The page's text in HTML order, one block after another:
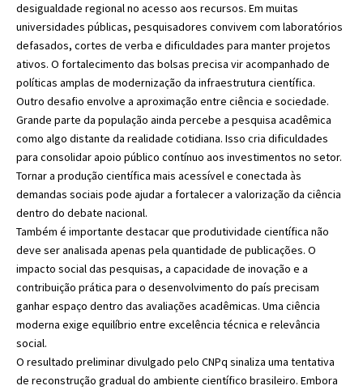
desigualdade regional no acesso aos recursos. Em muitas
universidades públicas, pesquisadores convivem com laboratórios
defasados, cortes de verba e dificuldades para manter projetos
ativos. O fortalecimento das bolsas precisa vir acompanhado de
políticas amplas de modernização da infraestrutura científica.
Outro desafio envolve a aproximação entre ciência e sociedade.
Grande parte da população ainda percebe a pesquisa acadêmica
como algo distante da realidade cotidiana. Isso cria dificuldades
para consolidar apoio público contínuo aos investimentos no setor.
Tornar a produção científica mais acessível e conectada às
demandas sociais pode ajudar a fortalecer a valorização da ciência
dentro do debate nacional.
Também é importante destacar que produtividade científica não
deve ser analisada apenas pela quantidade de publicações. O
impacto social das pesquisas, a capacidade de inovação e a
contribuição prática para o desenvolvimento do país precisam
ganhar espaço dentro das avaliações acadêmicas. Uma ciência
moderna exige equilíbrio entre excelência técnica e relevância
social.
O resultado preliminar divulgado pelo CNPq sinaliza uma tentativa
de reconstrução gradual do ambiente científico brasileiro. Embora